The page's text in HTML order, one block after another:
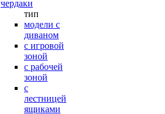
чердаки
тип
модели с
диваном
с игровой
зоной
с рабочей
зоной
с
лестницей
ящиками